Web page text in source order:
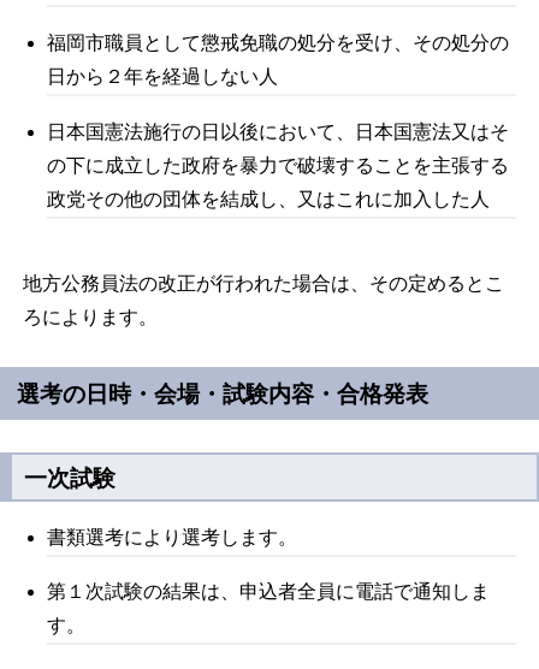
福岡市職員として懲戒免職の処分を受け、その処分の
日から２年を経過しない人
日本国憲法施行の日以後において、日本国憲法又はそ
の下に成立した政府を暴力で破壊することを主張する
政党その他の団体を結成し、又はこれに加入した人
地方公務員法の改正が行われた場合は、その定めるとこ
ろによります。
選考の日時・会場・試験内容・合格発表
一次試験
書類選考により選考します。
第１次試験の結果は、申込者全員に電話で通知しま
す。